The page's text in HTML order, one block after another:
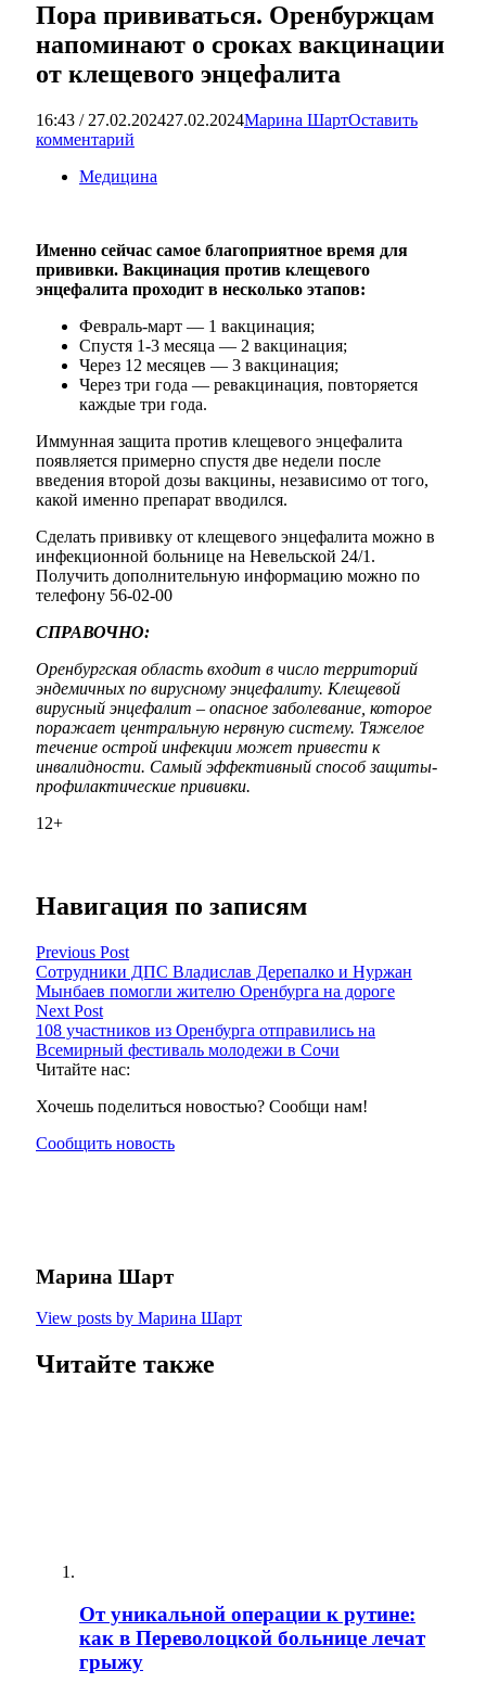
Пора прививаться. Оренбуржцам
напоминают о сроках вакцинации
от клещевого энцефалита
16:43 / 27.02.202427.02.2024Марина ШартОставить
комментарий
Медицина
Именно сейчас самое благоприятное время для
прививки. Вакцинация против клещевого
энцефалита проходит в несколько этапов:
Февраль-март — 1 вакцинация;
Спустя 1-3 месяца — 2 вакцинация;
Через 12 месяцев — 3 вакцинация;
Через три года — ревакцинация, повторяется
каждые три года.
Иммунная защита против клещевого энцефалита
появляется примерно спустя две недели после
введения второй дозы вакцины, независимо от того,
какой именно препарат вводился.
Сделать прививку от клещевого энцефалита можно в
инфекционной больнице на Невельской 24/1.
Получить дополнительную информацию можно по
телефону 56-02-00
СПРАВОЧНО:
Оренбургская область входит в число территорий
эндемичных по вирусному энцефалиту. Клещевой
вирусный энцефалит – опасное заболевание, которое
поражает центральную нервную систему. Тяжелое
течение острой инфекции может привести к
инвалидности. Самый эффективный способ защиты-
профилактические прививки.
12+
Навигация по записям
Previous Post
Сотрудники ДПС Владислав Дерепалко и Нуржан
Мынбаев помогли жителю Оренбурга на дороге
Next Post
108 участников из Оренбурга отправились на
Всемирный фестиваль молодежи в Сочи
Читайте нас:
Хочешь поделиться новостью? Сообщи нам!
Сообщить новость
Марина Шарт
View posts by Марина Шарт
Читайте также
От уникальной операции к рутине:
как в Переволоцкой больнице лечат
грыжу